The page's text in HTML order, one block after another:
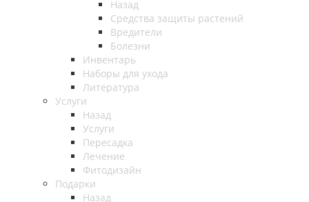
Назад
Средства защиты растений
Вредители
Болезни
Инвентарь
Наборы для ухода
Литература
Услуги
Назад
Услуги
Пересадка
Лечение
Фитодизайн
Подарки
Назад